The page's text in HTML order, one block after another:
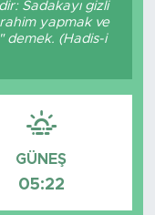
Sadakayı gizli
yapmak ve
demek. (Hadis-i
GÜNEŞ
05:22